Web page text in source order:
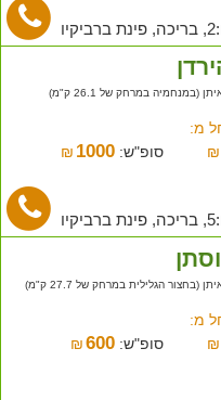
(במנחמיה במרחק של 26.1 ק"מ)
מ:
₪ סופ"ש: ₪ 1000
(בחצור הגלילית במרחק של 27.7 ק"מ)
מ:
₪ סופ"ש: ₪ 600